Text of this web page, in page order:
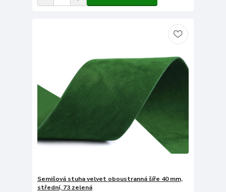
Semišová stuha velvet oboustranná šíře 40 mm,
střední, 73 zelená